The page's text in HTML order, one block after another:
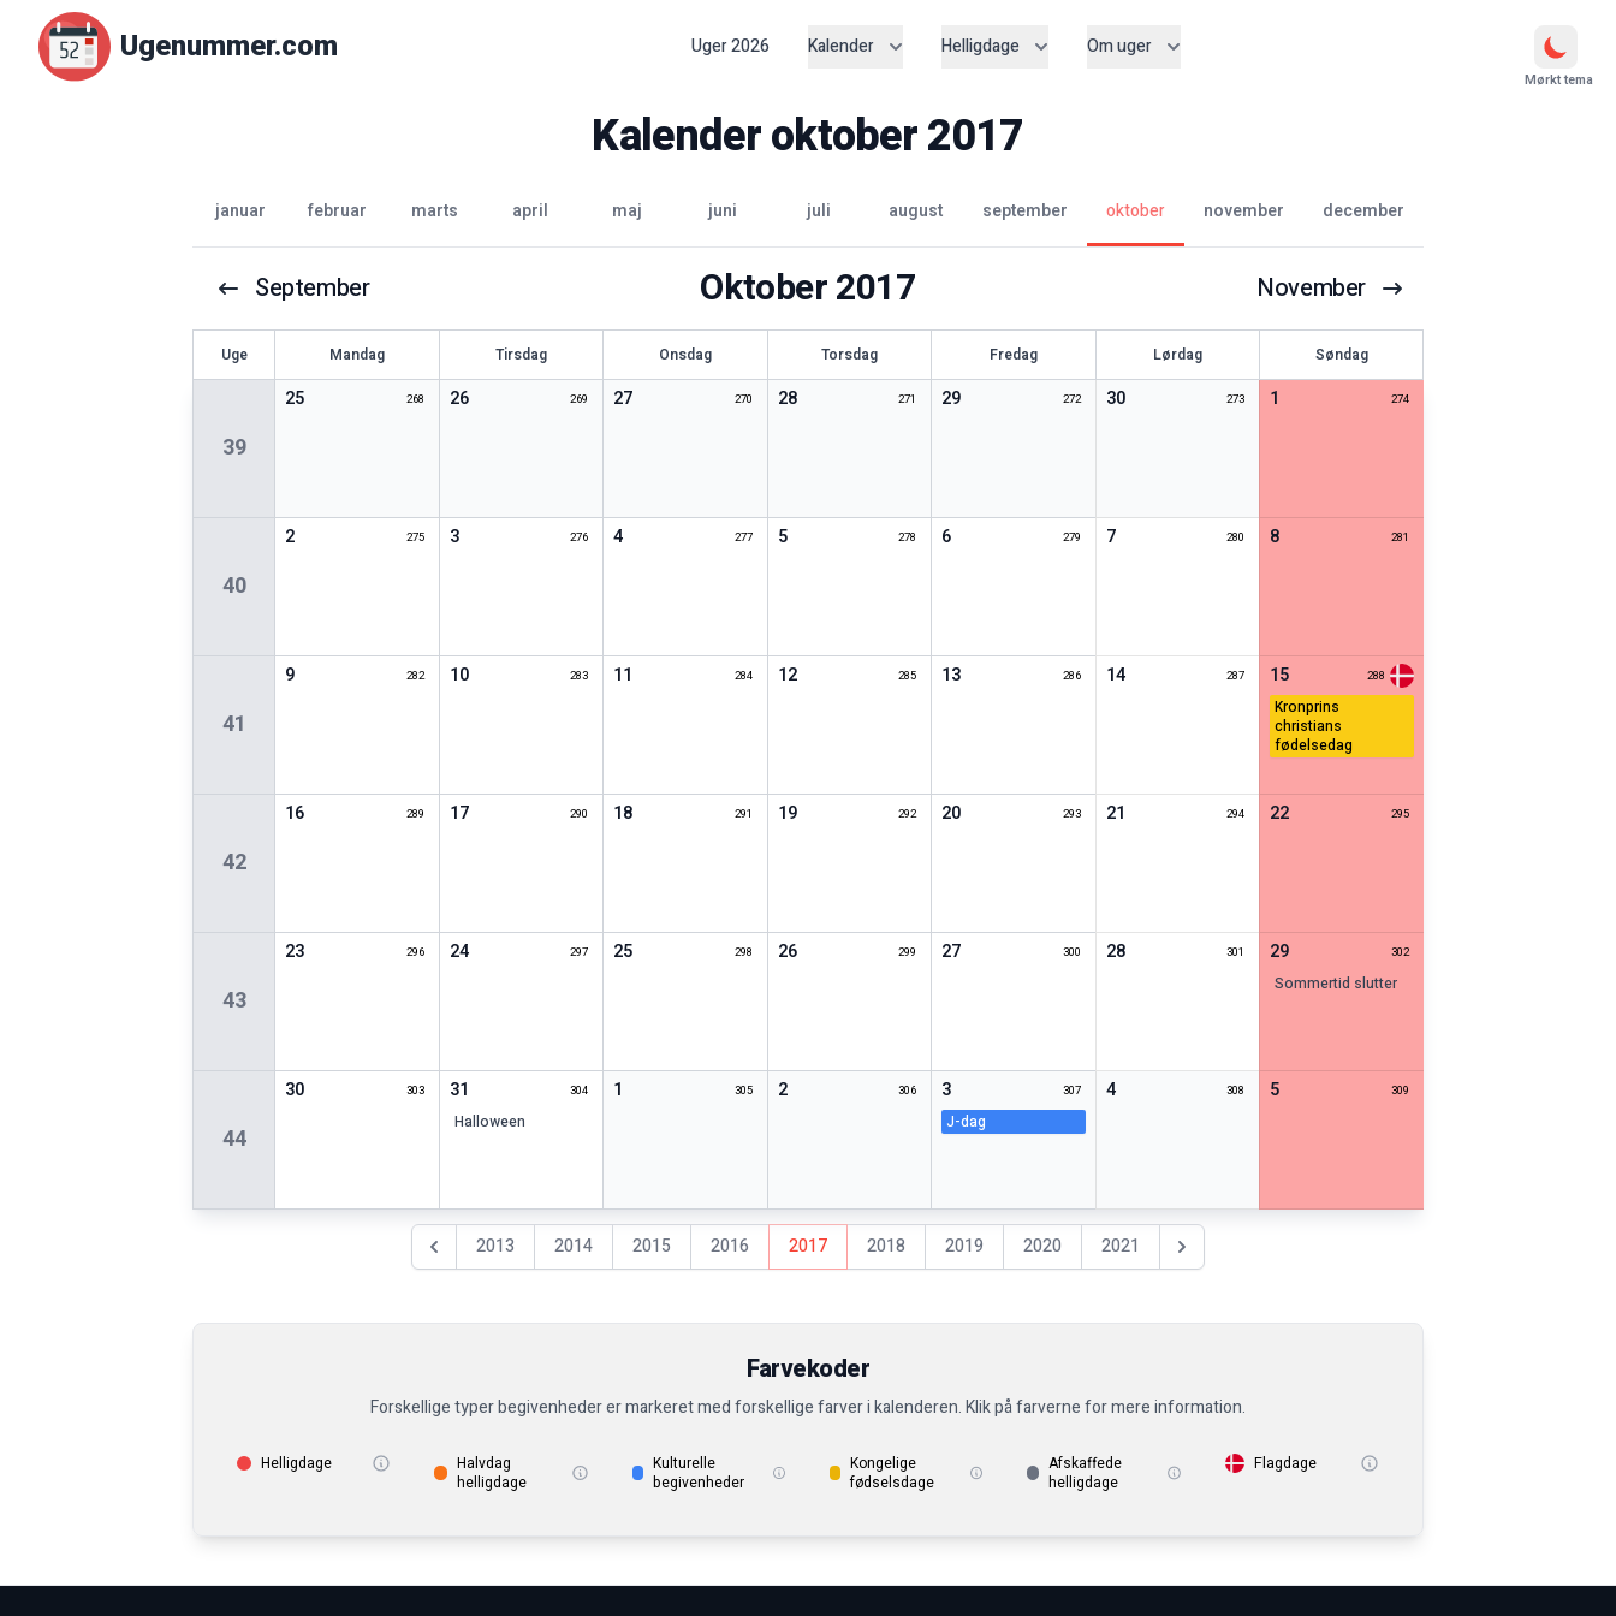
Ugenummer.com Uger2026 Kalender Helligdage Om uger
Mørkt tema
Kalenderoktober2017
januar februar marts april maj juni juli august september oktober november december
September Oktober2017 November
Uge Mandag Tirsdag Onsdag Torsdag Fredag Lørdag Søndag
39
25 268 26 269 27 270 28 271 29 272 30 273 1 274
40
2 275 3 276 4 277 5 278 6 279 7 280 8 281
41
9 282 10 283 11 284 12 285 13 286 14 287 15 288
kronprins
christians
fødelsedag
42
16 289 17 290 18 291 19 292 20 293 21 294 22 295
43
23 296 24 297 25 298 26 299 27 300 28 301 29 302
sommertid slutter
44
30 303 31 304
halloween
1 305 2 306 3 307
j-dag
4 308 5 309
Föregående år
2013 2014 2015 2016 2017 2018 2019 2020 2021 Nästa år
Farvekoder
Forskellige typer begivenheder er markeret med forskellige farver i kalenderen. Klik på farverne for mere information.
Helligdage
Halvdag
helligdage
Kulturelle
begivenheder
Kongelige
fødselsdage
Afskaffede
helligdage
Flagdage